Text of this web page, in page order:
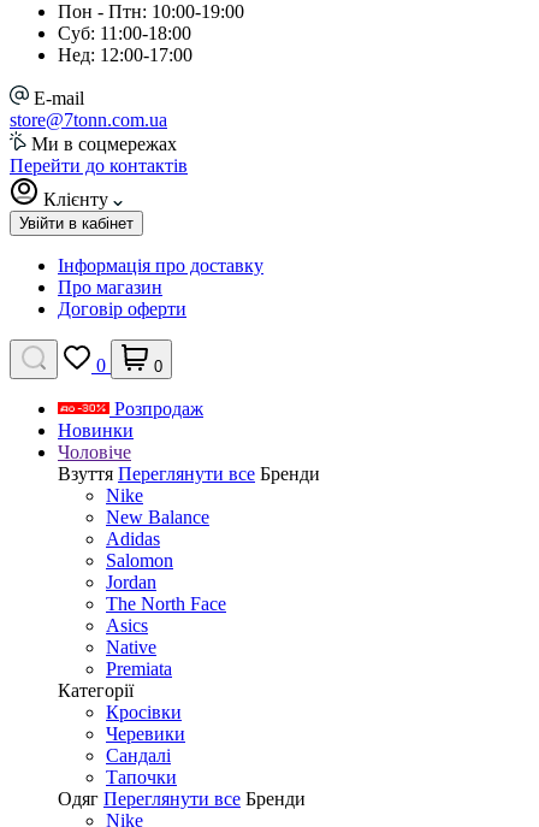
Пон - Птн: 10:00-19:00
Суб: 11:00-18:00
Нед: 12:00-17:00
E-mail
store@7tonn.com.ua
Ми в соцмережах
Перейти до контактів
Клієнту
Увійти в кабінет
Інформація про доставку
Про магазин
Договір оферти
0 0
Розпродаж
Новинки
Чоловіче
Взуття Переглянути все Бренди
Nike
New Balance
Adidas
Salomon
Jordan
The North Face
Asics
Native
Premiata
Категорії
Кросівки
Черевики
Сандалі
Tапочки
Одяг Переглянути все Бренди
Nike